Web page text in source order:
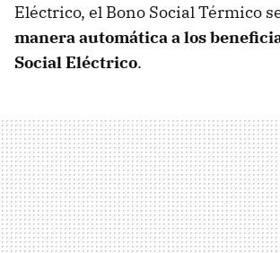
Eléctrico, el Bono Social Térmico
manera automática a los
Social Eléctrico.